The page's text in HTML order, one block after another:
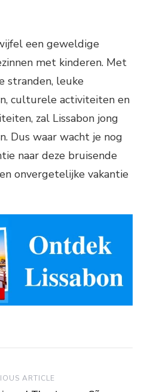
een geweldige
met kinderen. Met
stranden, leuke
culturele activiteiten en
zal Lissabon jong
Dus waar wacht je nog
naar deze bruisende
onvergetelijke vakantie
ARTICLE